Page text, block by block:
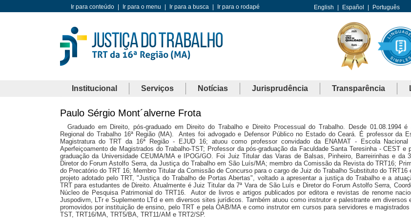
Ir para conteúdo Ir para o menu Ir para a busca Ir para o rodapé English Español Português
Institucional Serviços Notícias Jurisprudência Transparência
Paulo Sérgio Mont´alverne Frota
Graduado em Direito, pós-graduado em Direito do Trabalho e Direito Processual do Trabalho. Desde 01.08.1994 é
Regional do Trabalho 16ª Região (MA). Antes foi advogado e Defensor Público no Estado do Ceará. É professor da
Magistratura do TRT da 16ª Região - EJUD 16; atuou como professor convidado da ENAMAT - Escola
Aperfeiçoamento de Magistrados do Trabalho-TST; Professor da pós-graduação da Faculdade Santa Teresinha - CEST e
graduação da Universidade CEUMA/MA e IPOG/GO. Foi Juiz Titular das Varas de Balsas, Pinheiro, Barreirinhas e da
Diretor do Forum Astolfo Serra, da Justiça do Trabalho em São Luís/MA; membro da Comissão da Revista do TRT16;
do Precatório do TRT 16; Membro Titular da Comissão de Concurso para o cargo de Juiz do Trabalho Substituto do TRT16
projeto adotado pelo TRT, "Justiça do Trabalho de Portas Abertas", voltado a apresentar a justiça do Trabalho e a
TRT para estudantes de Direito. Atualmente é Juiz Titular da 7ª Vara de São Luís e Diretor do Forum Astolfo Serra,
Núcleo de Pesquisa Patrimonial do TRT16. Autor de livros e artigos publicados por editora e revistas de renome
Juspodivm, LTr e Suplemento LTd e em diversos sites jurídicos. Também atuou como instrutor e palestrante em diversos
promovidos por instituição de ensino, pelo TRT e pela OAB/MA e como instrutor em cursos para servidores e
TST, TRT16/MA, TRT5/BA, TRT11/AM e TRT2/SP.